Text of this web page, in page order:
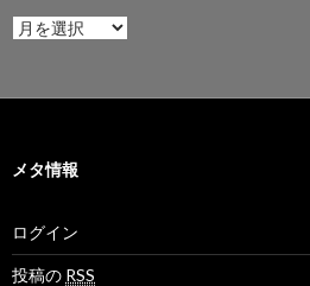
ア
メタ情報
ログイン
投稿の RSS